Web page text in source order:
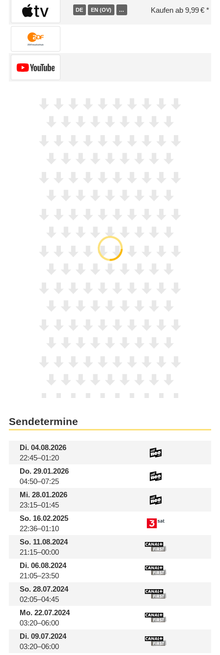
DE EN (OV) … Kaufen ab 9,99 €
Sendetermine
Di.04.08.2026
22:45–01:20
Do.29.01.2026
04:50–07:25
Mi.28.01.2026
23:15–01:45
So.16.02.2025
22:36–01:10
So.11.08.2024
21:15–00:00
Di.06.08.2024
21:05–23:50
So.28.07.2024
02:05–04:45
Mo.22.07.2024
03:20–06:00
Di.09.07.2024
03:20–06:00